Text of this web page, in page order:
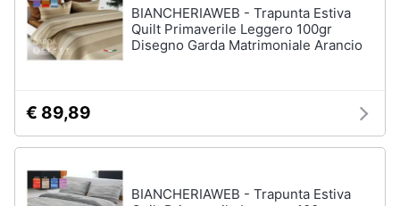
Arredamento
da
esterno
Piscine
fuori
terra
Casette
legno
Gazebo
BIANCHERIAWEB - Trapunta Estiva
Quilt Primaverile Leggero 100gr
Disegno Garda Matrimoniale Arancio
€ 89,89
BIANCHERIAWEB - Trapunta Estiva